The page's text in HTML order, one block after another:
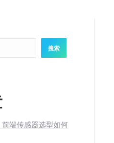
搜索
端传感器选型如何